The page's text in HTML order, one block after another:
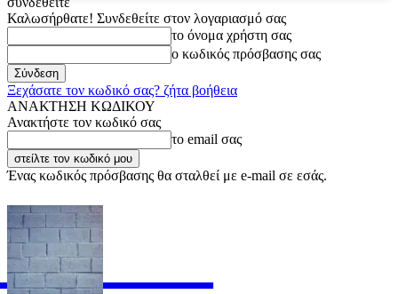
Καλωσήρθατε! Συνδεθείτε στον λογαριασμό σας
το όνομα χρήστη σας
ο κωδικός πρόσβασης σας
Ξεχάσατε τον κωδικό σας? ζήτα βοήθεια
ΑΝΑΚΤΗΣΗ ΚΩΔΙΚΟΥ
Ανακτήστε τον κωδικό σας
το email σας
Ένας κωδικός πρόσβασης θα σταλθεί με e-mail σε εσάς.